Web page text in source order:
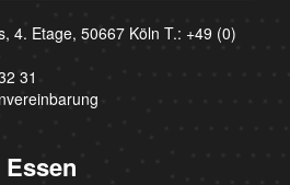
4. Etage, 50667 Köln T.: +49 (0)
31